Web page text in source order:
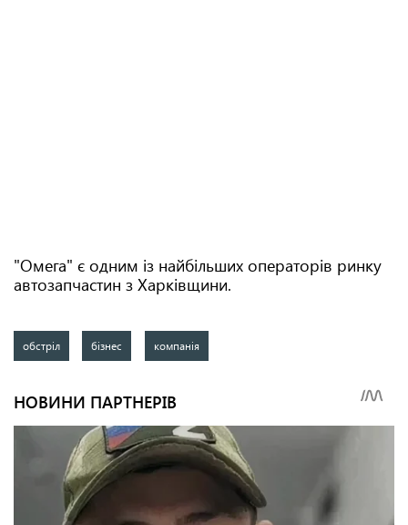
"Омега" є одним із найбільших операторів ринку
автозапчастин з Харківщини.
обстріл бізнес компанія